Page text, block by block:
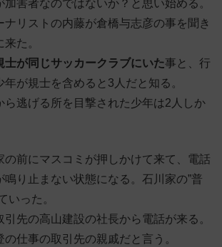
害者なのではないか？と思い始める。
ナリストの内藤が倉橋与志彦の事を聞き
た。
士が同じサッカークラブにいた事と、行
が規士を含めると3人だと知る。
ら逃げる所を目撃された少年は2人しか
の前にマスコミが押しかけて来て、電話
鳴り止まない状態になる。石川家の”普
いった。
引先の高山建設の社長から電話が来る。
仕事の取引先の親戚だと言う。